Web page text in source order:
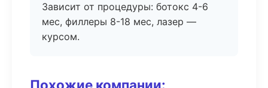
Зависит от процедуры: ботокс 4-6
мес, филлеры 8-18 мес, лазер —
курсом.
Похожие компании: